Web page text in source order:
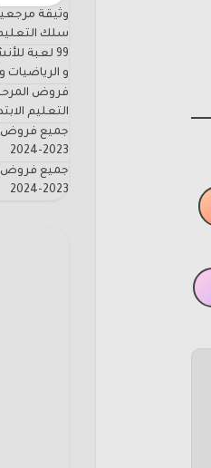
وثيقة
سلك التعليم
99 لعبة
و الرياضيات
فروض
التعليم الابتدائي
جميع فروض
2023-2024
جميع فروض
2023-2024